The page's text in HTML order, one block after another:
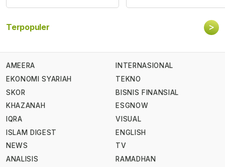
Terpopuler >
AMEERA
EKONOMI SYARIAH
SKOR
KHAZANAH
IQRA
ISLAM DIGEST
NEWS
ANALISIS
INTERNASIONAL
TEKNO
BISNIS FINANSIAL
ESGNOW
VISUAL
ENGLISH
TV
RAMADHAN